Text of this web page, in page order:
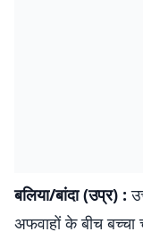
बलिया/बांदा (उप्र) :
अफवाहों के बीच बच्चा